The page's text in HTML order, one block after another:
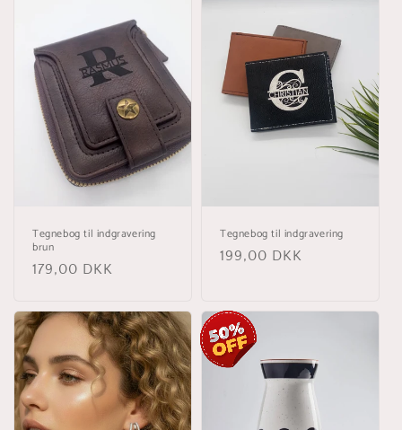
Tegnebog til indgravering
brun
Normalpris
179,00 DKK
Tegnebog til indgravering
Normalpris
199,00 DKK